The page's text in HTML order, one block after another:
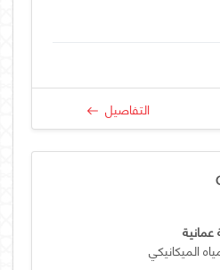
التفاصيل
الميكانيكي